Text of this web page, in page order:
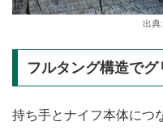
出典:
フルタング構造で
持ち手とナイフ本体につ